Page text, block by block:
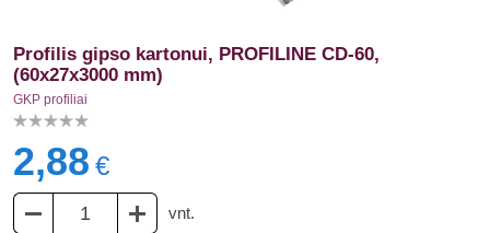
Profilis gipso kartonui, PROFILINE CD-60,
(60x27x3000 mm)
GKP profiliai
2,88 €
vnt.